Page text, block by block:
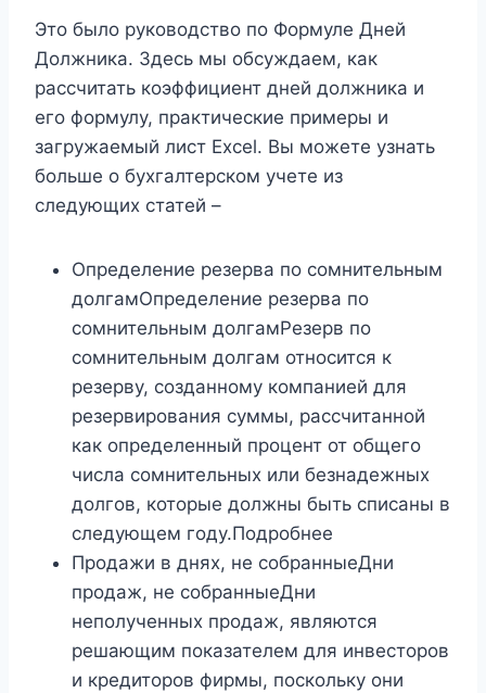
Это было руководство по Формуле Дней
Должника. Здесь мы обсуждаем, как
рассчитать коэффициент дней должника и
его формулу, практические примеры и
загружаемый лист Excel. Вы можете узнать
больше о бухгалтерском учете из
следующих статей –
Определение резерва по сомнительным
долгамОпределение резерва по
сомнительным долгамРезерв по
сомнительным долгам относится к
резерву, созданному компанией для
резервирования суммы, рассчитанной
как определенный процент от общего
числа сомнительных или безнадежных
долгов, которые должны быть списаны в
следующем году.Подробнее
Продажи в днях, не собранныеДни
продаж, не собранныеДни
неполученных продаж, являются
решающим показателем для инвесторов
и кредиторов фирмы, поскольку они